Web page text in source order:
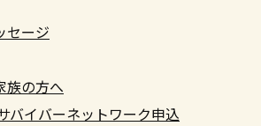
セージ
族の方へ
バイバーネットワーク申込